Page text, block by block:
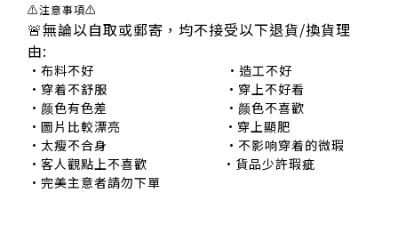
⚠注意事項⚠
🚨無論以自取或郵寄，均不接受以下退貨/換貨理
由:
•布料不好 •造工不好
•穿着不舒服 •穿上不好看
•颜色有色差 •颜色不喜歡
•圖片比較漂亮 •穿上顯肥
•太瘦不合身 •不影响穿着的微瑕
•客人觀點上不喜歡 •貨品少許瑕疵
•完美主意者請勿下單